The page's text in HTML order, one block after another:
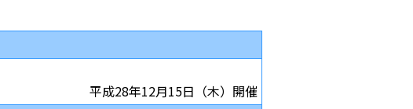
平成28年12月15日（木）開催